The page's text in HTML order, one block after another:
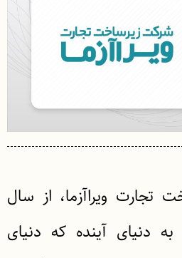
ویراآزما، از سال
به دنیای آینده که دنیای